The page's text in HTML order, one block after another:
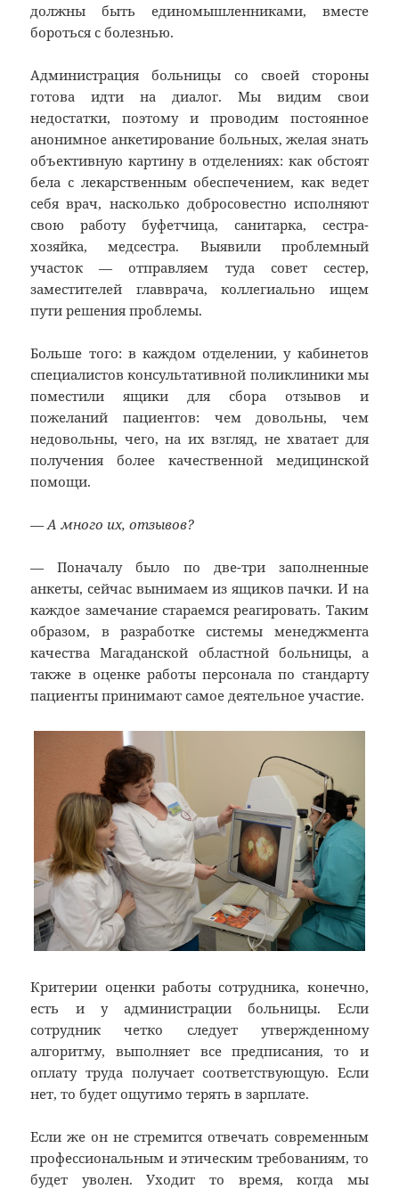
должны быть единомышленниками, вместе
бороться с болезнью.
Администрация больницы со своей стороны
готова идти на диалог. Мы видим свои
недостатки, поэтому и проводим постоянное
анонимное анкетирование больных, желая знать
объективную картину в отделениях: как обстоят
бела с лекарственным обеспечением, как ведет
себя врач, насколько добросовестно исполняют
свою работу буфетчица, санитарка, сестра-
хозяйка, медсестра. Выявили проблемный
участок — отправляем туда совет сестер,
заместителей главврача, коллегиально ищем
пути решения проблемы.
Больше того: в каждом отделении, у кабинетов
специалистов консультативной поликлиники мы
поместили ящики для сбора отзывов и
пожеланий пациентов: чем довольны, чем
недовольны, чего, на их взгляд, не хватает для
получения более качественной медицинской
помощи.
— А много их, отзывов?
— Поначалу было по две-три заполненные
анкеты, сейчас вынимаем из ящиков пачки. И на
каждое замечание стараемся реагировать. Таким
образом, в разработке системы менеджмента
качества Магаданской областной больницы, а
также в оценке работы персонала по стандарту
пациенты принимают самое деятельное участие.
Критерии оценки работы сотрудника, конечно,
есть и у администрации больницы. Если
сотрудник четко следует утвержденному
алгоритму, выполняет все предписания, то и
оплату труда получает соответствующую. Если
нет, то будет ощутимо терять в зарплате.
Если же он не стремится отвечать современным
профессиональным и этическим требованиям, то
будет уволен. Уходит то время, когда мы